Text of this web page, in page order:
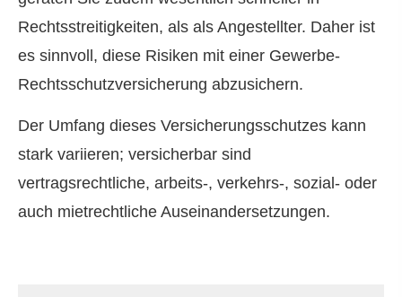
Rechtsstreitigkeiten, als als Angestellter. Daher ist
es sinnvoll, diese Risiken mit einer Gewerbe-
Rechts­schutz­ver­si­che­rung abzusichern.
Der Umfang dieses Versicherungsschutzes kann
stark variieren; versicherbar sind
vertragsrechtliche, arbeits-, verkehrs-, sozial- oder
auch mietrechtliche Auseinandersetzungen.